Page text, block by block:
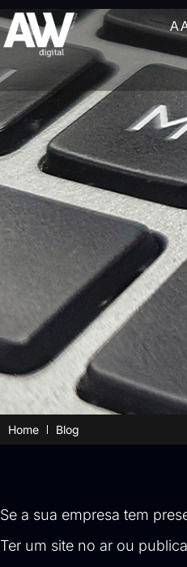
A
Home Blog
Se a sua empresa tem
Ter um site no ar ou